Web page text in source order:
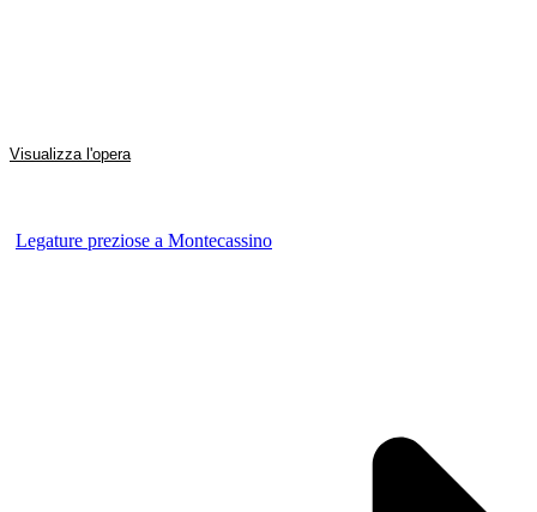
Visualizza l'opera
Legature preziose a Montecassino